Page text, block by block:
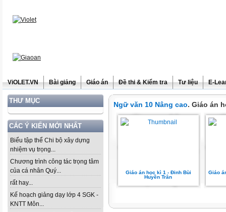
ViOLET.VN Bài giảng Giáo án Đề thi & Kiểm tra Tư liệu E-
THƯ MỤC
CÁC Ý KIẾN MỚI NHẤT
Biểu tập thể Chi bộ xây dựng
nhiệm vụ trọng...
Chương trình công tác trọng tâm
của cá nhân Quý...
rất hay...
Kế hoạch giảng dạy lớp 4 SGK -
KNTT Môn...
Ngữ văn 10 Nâng cao. Giáo án
Giáo án học kì 1 - Đinh Bùi
Huyền Trân
Giáo